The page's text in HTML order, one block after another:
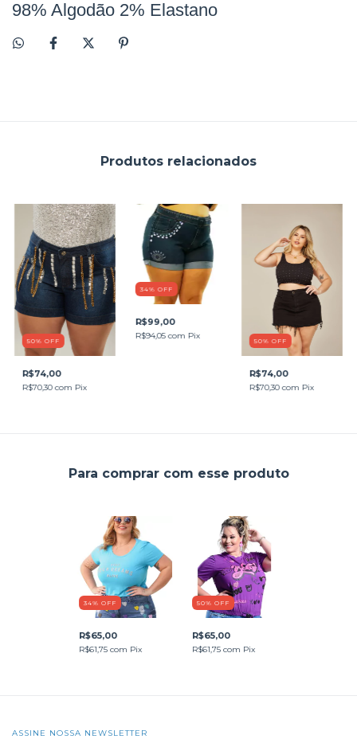
98% Algodão 2% Elastano
Produtos relacionados
50% OFF
R$74,00
R$70,30com Pix
34%OFF
R$99,00
R$94,05com Pix
50% OFF
R$74,00
R$70,30com Pix
Para comprar com esse produto
34%OFF
R$65,00
R$61,75com Pix
50%OFF
R$65,00
R$61,75com Pix
ASSINE NOSSA NEWSLETTER